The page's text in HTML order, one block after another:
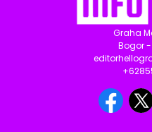
Graha
Bogor